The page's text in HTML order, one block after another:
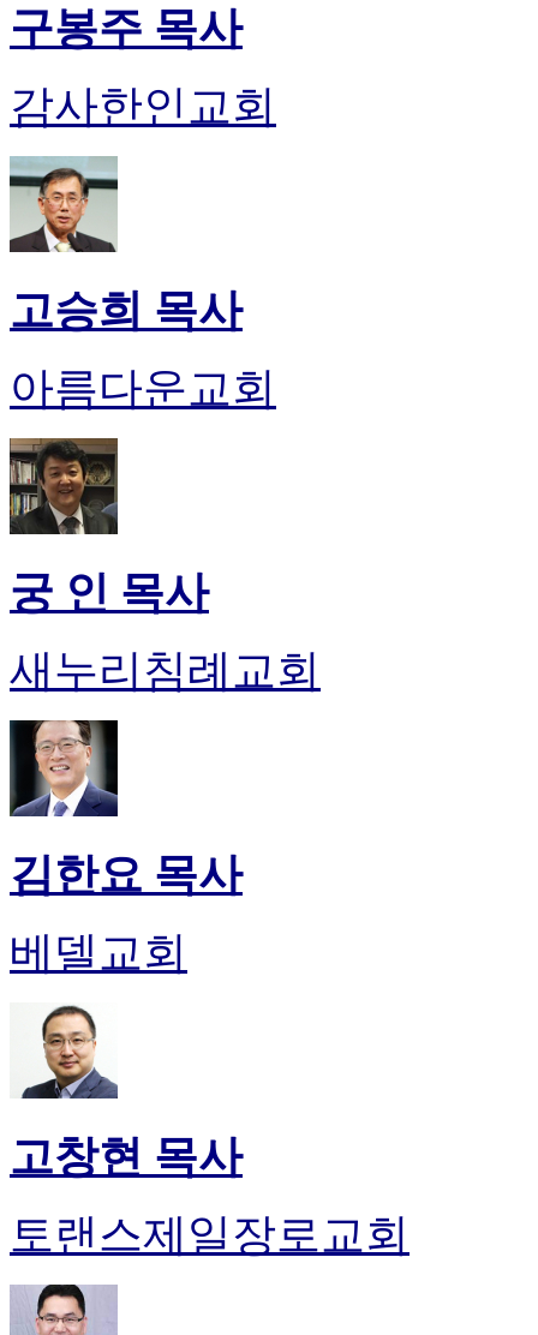
프
진
기
대
출
후
비
아
터
웹
끼
미
진
후
기
미
진
약
미
국
출
구봉주 목사
감사한인교회
고승희 목사
아름다운교회
궁 인 목사
새누리침례교회
김한요 목사
베델교회
고창현 목사
토랜스제일장로교회